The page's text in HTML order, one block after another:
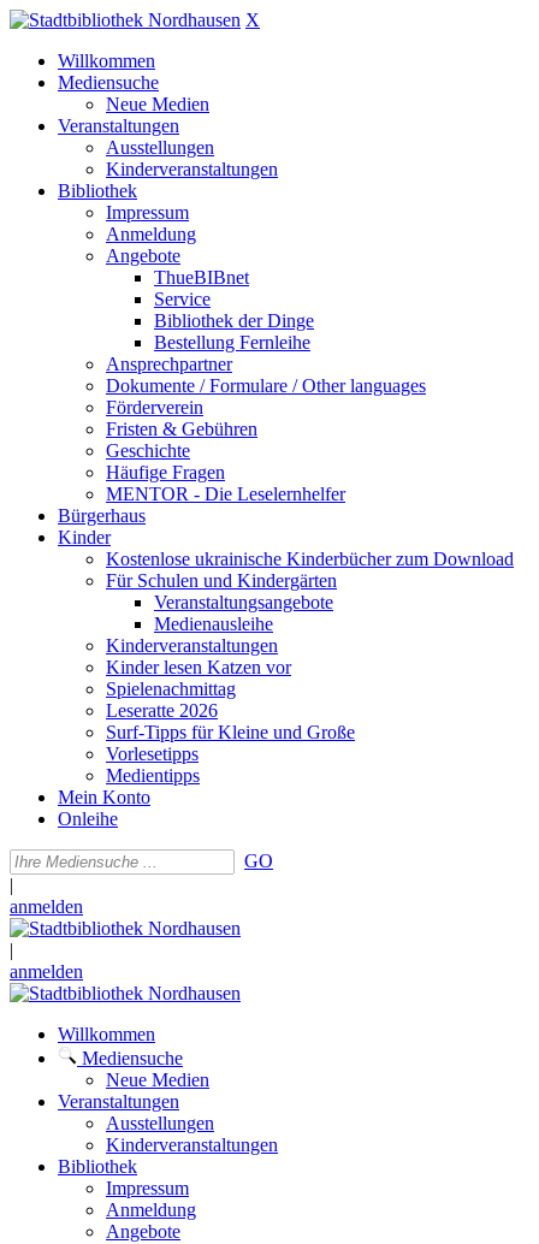
X
Willkommen
Mediensuche
Neue Medien
Veranstaltungen
Ausstellungen
Kinderveranstaltungen
Bibliothek
Impressum
Anmeldung
Angebote
ThueBIBnet
Service
Bibliothek der Dinge
Bestellung Fernleihe
Ansprechpartner
Dokumente / Formulare / Other languages
Förderverein
Fristen & Gebühren
Geschichte
Häufige Fragen
MENTOR - Die Leselernhelfer
Bürgerhaus
Kinder
Kostenlose ukrainische Kinderbücher zum Download
Für Schulen und Kindergärten
Veranstaltungsangebote
Medienausleihe
Kinderveranstaltungen
Kinder lesen Katzen vor
Spielenachmittag
Leseratte 2026
Surf-Tipps für Kleine und Große
Vorlesetipps
Medientipps
Mein Konto
Onleihe
GO
|
anmelden
|
anmelden
Willkommen
Mediensuche
Neue Medien
Veranstaltungen
Ausstellungen
Kinderveranstaltungen
Bibliothek
Impressum
Anmeldung
Angebote